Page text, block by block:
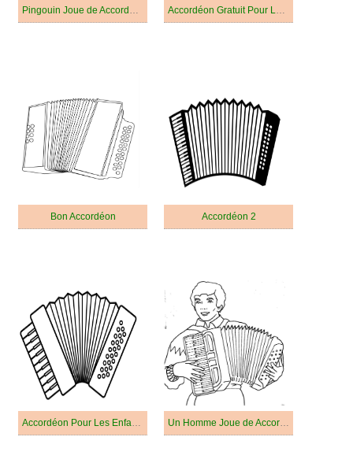
Pingouin Joue de Accordéon Accordéon Gratuit Pour Les Enfants
Bon Accordéon Accordéon 2
Accordéon Pour Les Enfants Un Homme Joue de Accordéon